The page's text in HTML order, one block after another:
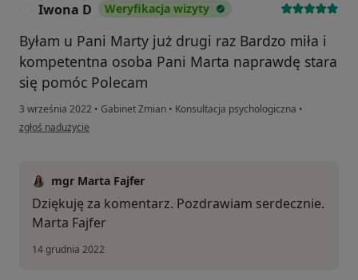
Iwona D Weryfikacja wizyty
Byłam u Pani Marty już drugi raz Bardzo miła i
kompetentna osoba Pani Marta naprawdę stara
się pomóc Polecam
3 września 2022 • Gabinet Zmian • Konsultacja psychologiczna •
w opinii użytkownika Iwona D
zgłoś nadużycie
mgr Marta Fajfer
Dziękuję za komentarz. Pozdrawiam serdecznie.
Marta Fajfer
14 grudnia 2022